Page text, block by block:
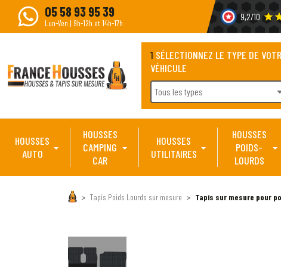
05 58 93 95 39
Lun-Ven | 9h-12h et 14h-17h
9,2/10 star
1 SÉLECTIONNEZ LE TYPE DE
VÉHICULE
Tous les types
HOUSSES
AUTO
HOUSSES
CAMPING
CAR
HOUSSES
UTILITAIRES
HOUSSES
POIDS-
LOURDS
Tapis Poids Lourds sur mesure Tapis sur mesure pour